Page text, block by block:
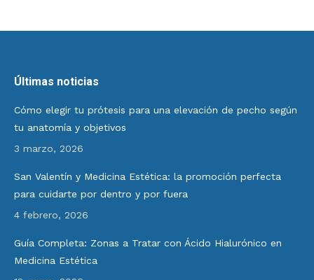
Últimas noticias
Cómo elegir tu prótesis para una elevación de pecho según
tu anatomía y objetivos
3 marzo, 2026
San Valentín y Medicina Estética: la promoción perfecta
para cuidarte por dentro y por fuera
4 febrero, 2026
Guía Completa: Zonas a Tratar con Ácido Hialurónico en
Medicina Estética